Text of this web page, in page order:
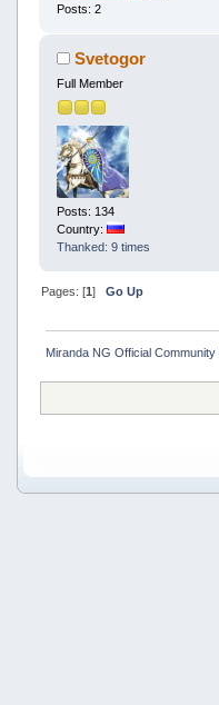
Posts: 2
Svetogor
Full Member
Posts: 134
Country:
Thanked: 9 times
Pages: [1] Go Up
Miranda NG Official Community